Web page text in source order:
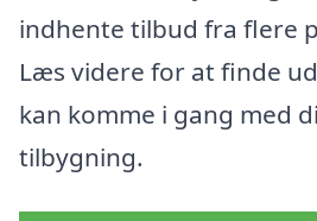
indhente tilbud fra flere
Læs videre for at finde
kan komme i gang med
tilbygning.